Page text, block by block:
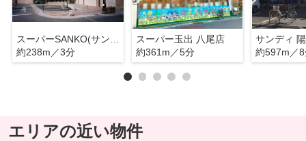
約238m／3分
スーパー玉出 八尾店
約361m／5分
サンディ
約597m／
エリアの近い物件